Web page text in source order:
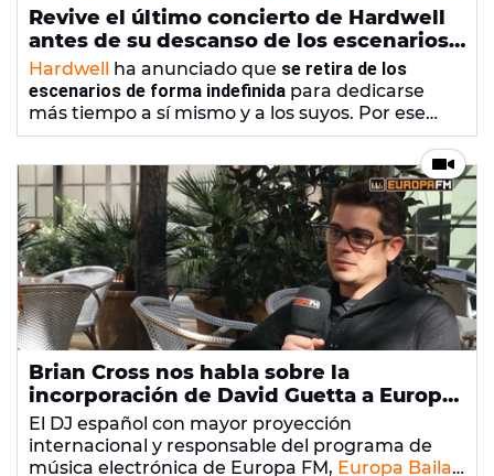
Revive el último concierto de Hardwell
antes de su descanso de los escenarios,
¡y recuerda que cada sábado te espera
en Europa Baila!
Hardwell ha anunciado que se retira de los
escenarios de forma indefinida para dedicarse
más tiempo a sí mismo y a los suyos. Por ese
motivo ha sido tan importantesu último
donde estuvo acompañado de la prestigiosa
Metropole Orkest. ¡Ya puedes verlo completo!
Brian Cross nos habla sobre la
incorporación de David Guetta a Europa
FM
El DJ español con mayor proyección
internacional y responsable del programa de
música electrónica de Europa FM, Europa Baila,